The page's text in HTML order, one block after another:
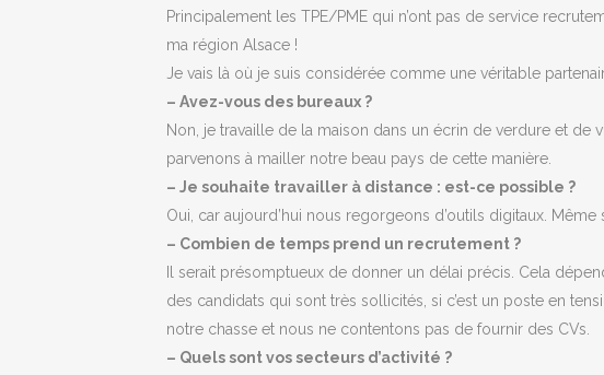
Principalement les TPE/PME qui n’ont pas de service
ma région Alsace !
Je vais là où je suis considérée comme une véritable
– Avez-vous des bureaux ?
Non, je travaille de la maison dans un écrin de verdure et de
parvenons à mailler notre beau pays de cette manière.
– Je souhaite travailler à distance : est-ce possible ?
Oui, car aujourd’hui nous regorgeons d’outils digitaux.
– Combien de temps prend un recrutement ?
Il serait présomptueux de donner un délai précis. Cela
des candidats qui sont très sollicités, si c’est un poste en
notre chasse et nous ne contentons pas de fournir des CVs.
– Quels sont vos secteurs d’activité ?